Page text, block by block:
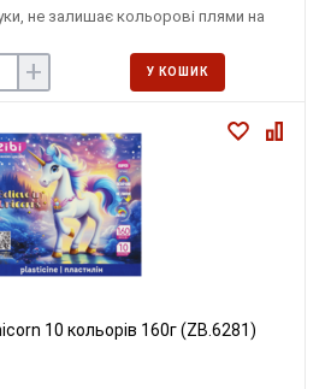
не залишає кольорові плями на
+ У КОШИК
10 кольорів 160г (ZB.6281)